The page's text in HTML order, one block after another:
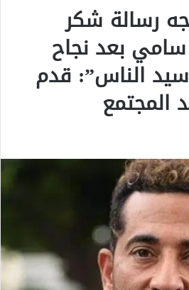
رسالة شكر
بعد نجاح
الناس”: قدم
المجتمع